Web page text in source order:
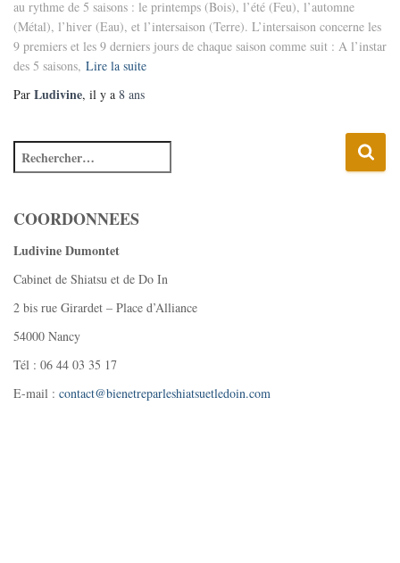
au rythme de 5 saisons : le printemps (Bois), l’été (Feu), l’automne
(Métal), l’hiver (Eau), et l’intersaison (Terre). L’intersaison concerne les
9 premiers et les 9 derniers jours de chaque saison comme suit : A l’instar
des 5 saisons, Lire la suite
Par Ludivine, il y a 8 ans
COORDONNEES
Ludivine Dumontet
Cabinet de Shiatsu et de Do In
2 bis rue Girardet – Place d’Alliance
54000 Nancy
Tél : 06 44 03 35 17
E-mail : contact@bienetreparleshiatsuetledoin.com